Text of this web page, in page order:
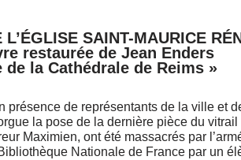
L’ÉGLISE SAINT-MAURICE
restaurée de Jean Enders
de la Cathédrale de Reims »
de représentants de la ville et
la pose de la dernière pièce du
Maximien, ont été massacrés par
Nationale de France par un